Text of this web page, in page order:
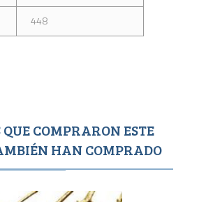
448
COMPRARON ESTE
HAN COMPRADO